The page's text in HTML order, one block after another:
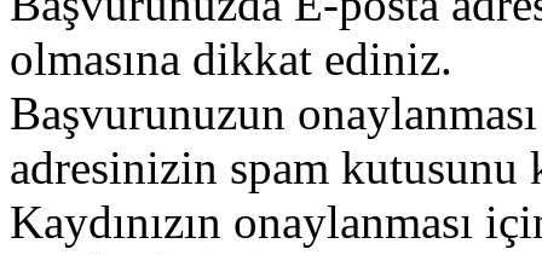
olmasına dikkat ediniz.
Başvurunuzun
adresinizin spam
Kaydınızın onaylanması